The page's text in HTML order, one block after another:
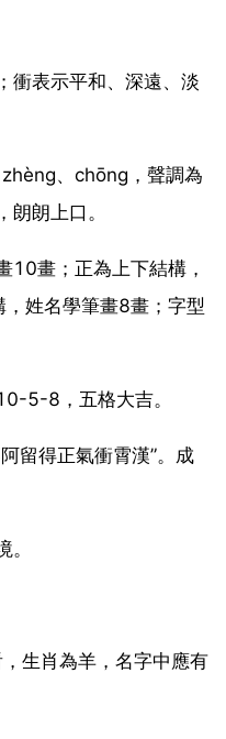
衝表示平和、深遠、淡
、chōng，聲調為
朗上口。
10畫；正為上下結構，
姓名學筆畫8畫；字型
5-8，五格大吉。
留得正氣衝霄漢”。成
生肖為羊，名字中應有